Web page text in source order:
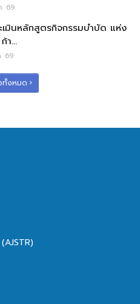
. 69
มินหลักสูตรกิจกรรมบำบัด แห่ง
า...
. 69
ทั้งหมด